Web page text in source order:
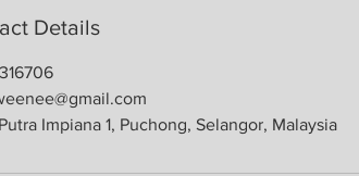
Details
Impiana 1, Puchong, Selangor, Malaysia